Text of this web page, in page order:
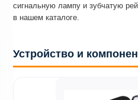
сигнальную лампу и зубчатую
в нашем каталоге.
Устройство и